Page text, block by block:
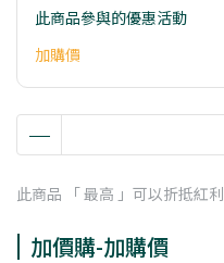
此商品參與的優惠活動
加購價
此商品 「 最高 」可以折抵紅利
加價購-加購價